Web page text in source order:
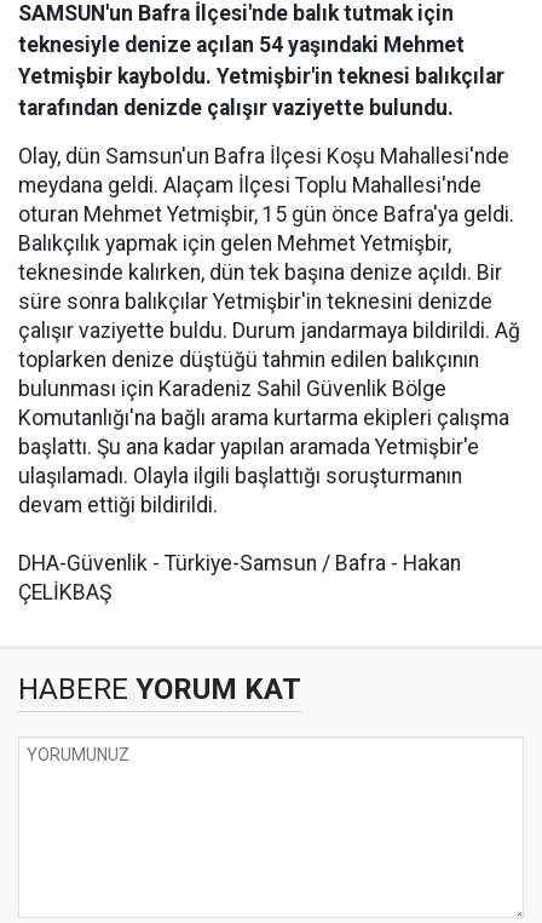
SAMSUN'un Bafra İlçesi'nde balık tutmak için
teknesiyle denize açılan 54 yaşındaki Mehmet
Yetmişbir kayboldu. Yetmişbir'in teknesi balıkçılar
tarafından denizde çalışır vaziyette bulundu.
Olay, dün Samsun'un Bafra İlçesi Koşu Mahallesi'nde
meydana geldi. Alaçam İlçesi Toplu Mahallesi'nde
oturan Mehmet Yetmişbir, 15 gün önce Bafra'ya geldi.
Balıkçılık yapmak için gelen Mehmet Yetmişbir,
teknesinde kalırken, dün tek başına denize açıldı. Bir
süre sonra balıkçılar Yetmişbir'in teknesini denizde
çalışır vaziyette buldu. Durum jandarmaya bildirildi. Ağ
toplarken denize düştüğü tahmin edilen balıkçının
bulunması için Karadeniz Sahil Güvenlik Bölge
Komutanlığı'na bağlı arama kurtarma ekipleri çalışma
başlattı. Şu ana kadar yapılan aramada Yetmişbir'e
ulaşılamadı. Olayla ilgili başlattığı soruşturmanın
devam ettiği bildirildi.
DHA-Güvenlik - Türkiye-Samsun / Bafra - Hakan
ÇELİKBAŞ
HABERE YORUM KAT